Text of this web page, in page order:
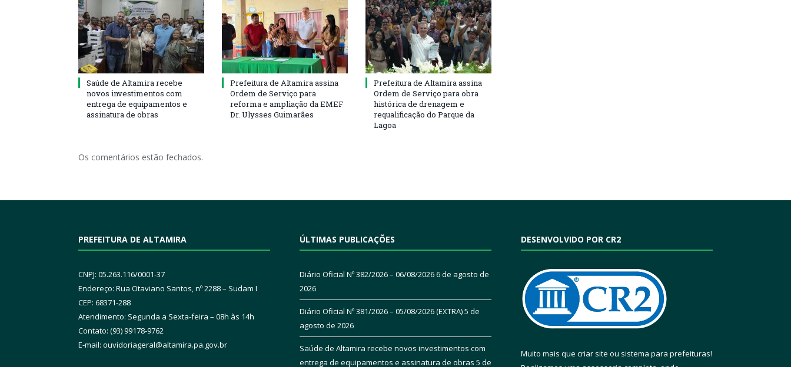
Saúde de Altamira recebe
novos investimentos com
entrega de equipamentos e
assinatura de obras
Prefeitura de Altamira assina
Ordem de Serviço para
reforma e ampliação da EMEF
Dr. Ulysses Guimarães
Prefeitura de Altamira assina
Ordem de Serviço para obra
histórica de drenagem e
requalificação do Parque da
Lagoa
Os comentários estão fechados.
PREFEITURA DE ALTAMIRA
CNPJ: 05.263.116/0001-37
Endereço: Rua Otaviano Santos, nº 2288 – Sudam I
CEP: 68371-288
Atendimento: Segunda a Sexta-feira – 08h às 14h
Contato: (93) 99178-9762
E-mail: ouvidoriageral@altamira.pa.gov.br
ÚLTIMAS PUBLICAÇÕES
Diário Oficial Nº 382/2026 – 06/08/20266 de agosto de
2026
Diário Oficial Nº 381/2026 – 05/08/2026 (EXTRA)5 de
agosto de 2026
Saúde de Altamira recebe novos investimentos com
entrega de equipamentos e assinatura de obras 5 de
DESENVOLVIDO POR CR2
Muito mais que criar site ou sistema para prefeituras!